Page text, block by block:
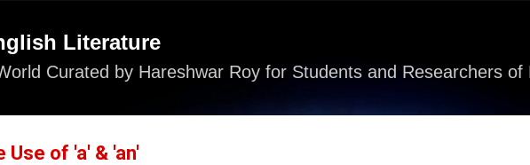
Literature
Curated by Hareshwar Roy for Students and Researchers of
Use of 'a' & 'an'